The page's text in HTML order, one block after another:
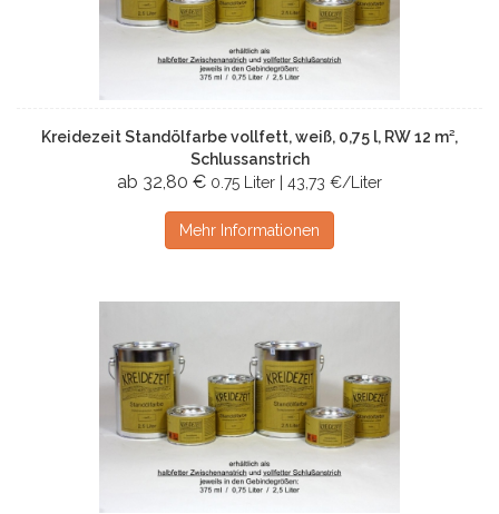
Kreidezeit Standölfarbe vollfett, weiß, 0,75 l, RW 12 m²,
Schlussanstrich
ab 32,80 € 0.75 Liter | 43,73 €/Liter
Mehr Informationen